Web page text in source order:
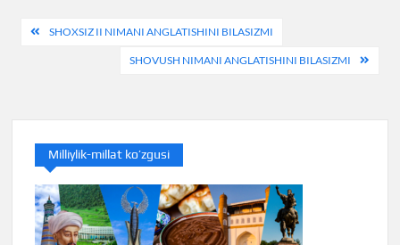
PostSHOXSIZ II NIMANI ANGLATISHINI BILASIZMI
SHOVUSH NIMANI ANGLATISHINI BILASIZMI
Milliylik-millat ko’zgusi